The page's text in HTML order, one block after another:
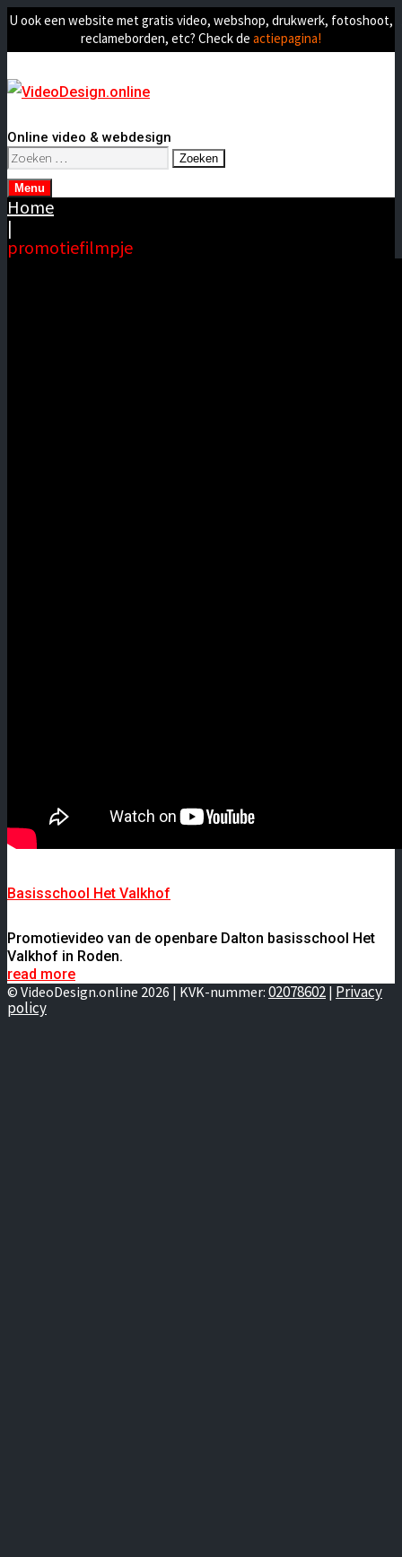
U ook een website met gratis video, webshop, drukwerk, fotoshoot,
reclameborden, etc? Check de actiepagina!
Online video & webdesign
Zoeken
naar:
Menu
Home
|
promotiefilmpje
Basisschool Het Valkhof
Promotievideo van de openbare Dalton basisschool Het
Valkhof in Roden.
read more
© VideoDesign.online 2026 | KVK-nummer: 02078602 | Privacy
policy